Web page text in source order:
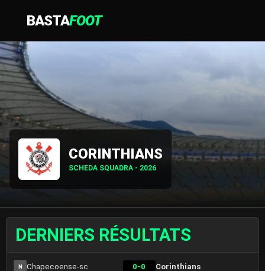
BASTAFOOT
CORINTHIANS
SCHEDA SQUADRA - 2026
DERNIERS RÉSULTATS
N Chapecoense-sc 0-0 Corinthians